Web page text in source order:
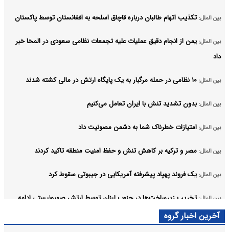
بین الملل: تکذیب اتهام طالبان درباره قاچاق اسلحه به افغانستان توسط پاکستان
بین الملل: یمن از انجام دقیق عملیات علیه تجمعات نظامی سعودی در المخا خبر
داد
بین الملل: ۱۰ نظامی در حمله مرگبار به یک پایگاه ارتش در مالی کشته شدند
بین الملل: بدون تشدید تنش با ایران تعامل می‌کنیم
بین الملل: امتیازات خطرناک شما به دشمن مصونیت داد
بین الملل: مصر و ترکیه بر کاهش تنش و حفظ امنیت منطقه‌ تاکید کردند
بین الملل: یک فروند پهپاد پیشرفته آمریکایی در جیبوتی سقوط کرد
بین الملل: تخریب زیرساخت‌ها در جنوب لبنان توسط ارتش صهیونیستی ادامه
دارد
آرشیو
آخرین اخبار گروه